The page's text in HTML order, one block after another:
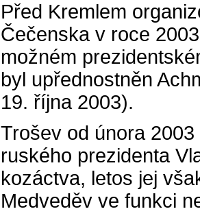
Před Kremlem
Čečenska v roce
možném
byl upřednostněn
19. října 2003).
Trošev od února
ruského prezidenta
kozáctva, letos jej
Medveděv ve funkci